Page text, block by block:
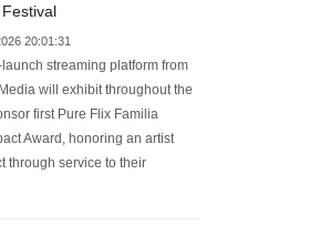
20:01:31
streaming platform from
will exhibit throughout the
first Pure Flix Familia
Award, honoring an artist
through service to their